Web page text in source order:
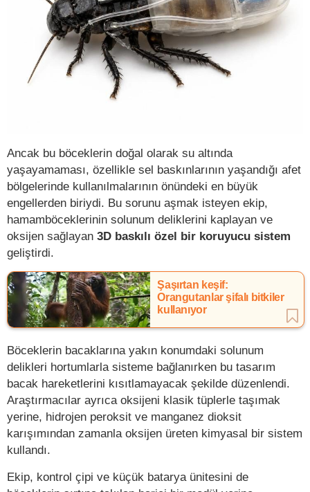
Ancak bu böceklerin doğal olarak su altında
yaşayamaması, özellikle sel baskınlarının yaşandığı afet
bölgelerinde kullanılmalarının önündeki en büyük
engellerden biriydi. Bu sorunu aşmak isteyen ekip,
hamamböceklerinin solunum deliklerini kaplayan ve
oksijen sağlayan 3D baskılı özel bir koruyucu sistem
geliştirdi.
Şaşırtan keşif:
Orangutanlar şifalı bitkiler
kullanıyor
Böceklerin bacaklarına yakın konumdaki solunum
delikleri hortumlarla sisteme bağlanırken bu tasarım
bacak hareketlerini kısıtlamayacak şekilde düzenlendi.
Araştırmacılar ayrıca oksijeni klasik tüplerle taşımak
yerine, hidrojen peroksit ve manganez dioksit
karışımından zamanla oksijen üreten kimyasal bir sistem
kullandı.
Ekip, kontrol çipi ve küçük batarya ünitesini de